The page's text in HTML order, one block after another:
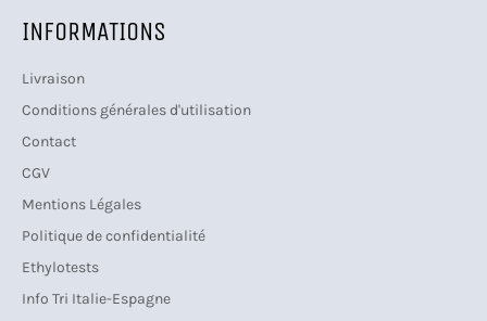
INFORMATIONS
Livraison
Conditions générales d'utilisation
Contact
CGV
Mentions Légales
Politique de confidentialité
Ethylotests
Info Tri Italie-Espagne